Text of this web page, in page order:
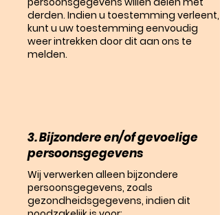
derden. Indien u toestemming verleent,
kunt u uw toestemming eenvoudig
weer intrekken door dit aan ons te
melden.
3. Bijzondere en/of gevoelige
persoonsgegevens
Wij verwerken alleen bijzondere
persoonsgegevens, zoals
gezondheidsgegevens, indien dit